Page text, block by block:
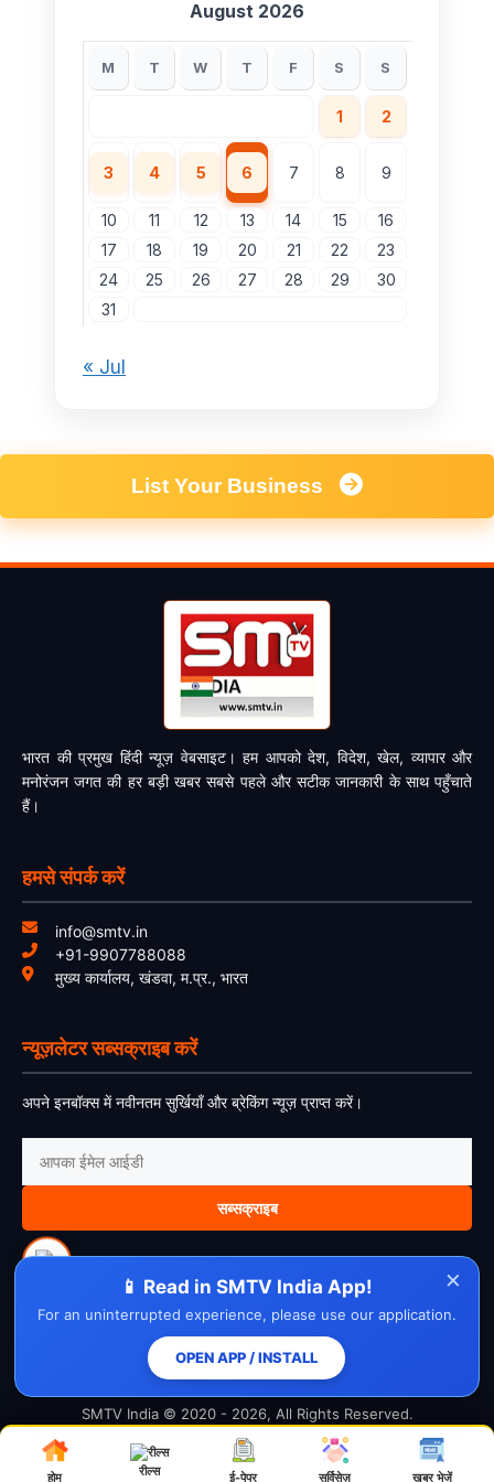
August 2026
M T W T F S S
1 2
3 4 5 6 7 8 9
10 11 12 13 14 15
16
17
18 19 20 21 22
23
24
25 26 27 28 29
30
31
« Jul
List Your Business
होम रील्स ई-पेपर सर्विसेज़ ख़बर भेजें
भारत की प्रमुख हिंदी न्यूज़ वेबसाइट। हम आपको देश, विदेश, खेल, व्यापार और
मनोरंजन जगत की हर बड़ी खबर सबसे पहले और सटीक जानकारी के साथ पहुँचाते
हैं।
हमसे संपर्क करें
info@smtv.in
+91-9907788088
मुख्य कार्यालय, खंडवा, म.प्र., भारत
न्यूज़लेटर सब्सक्राइब करें
अपने इनबॉक्स में नवीनतम सुर्खियाँ और ब्रेकिंग न्यूज़ प्राप्त करें।
सब्सक्राइब
About UsContact Us DisclaimerPrivacy PolicyCookie Policy
Cancellation PolicyRefund PolicyTerms & Conditions
SMTV India © 2020 - 2026, All Rights Reserved.
×
📱 Read in SMTV India App!
For an uninterrupted experience, please use our application.
OPEN APP / INSTALL